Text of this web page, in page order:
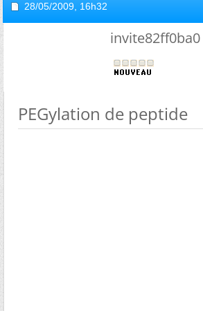
28/05/2009, 16h32
invite82ff0ba0
PEGylation de peptide